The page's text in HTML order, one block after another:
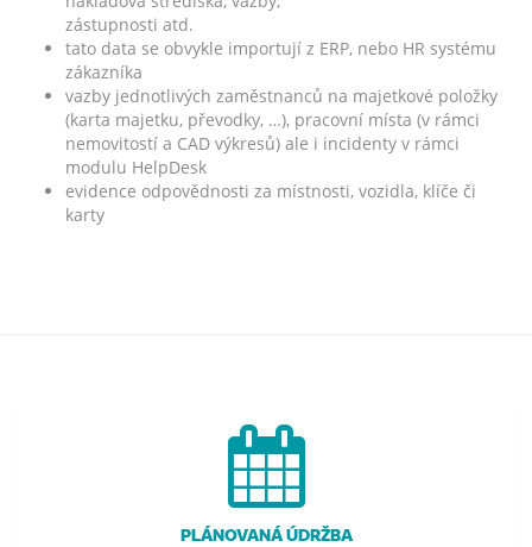
zástupnosti atd.
tato data se obvykle importují z ERP, nebo HR systému
zákazníka
vazby jednotlivých zaměstnanců na majetkové položky
(karta majetku, převodky, …), pracovní místa (v rámci
nemovitostí a CAD výkresů) ale i incidenty v rámci
modulu HelpDesk
evidence odpovědnosti za místnosti, vozidla, klíče či
karty
PLÁNOVANÁ ÚDRŽBA